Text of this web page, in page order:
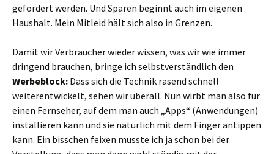
gefordert werden. Und Sparen beginnt auch im eigenen
Haushalt. Mein Mitleid hält sich also in Grenzen.
Damit wir Verbraucher wieder wissen, was wir wie immer
dringend brauchen, bringe ich selbstverständlich den
Werbeblock: Dass sich die Technik rasend schnell
weiterentwickelt, sehen wir überall. Nun wirbt man also für
einen Fernseher, auf dem man auch „Apps“ (Anwendungen)
installieren kann und sie natürlich mit dem Finger antippen
kann. Ein bisschen feixen musste ich ja schon bei der